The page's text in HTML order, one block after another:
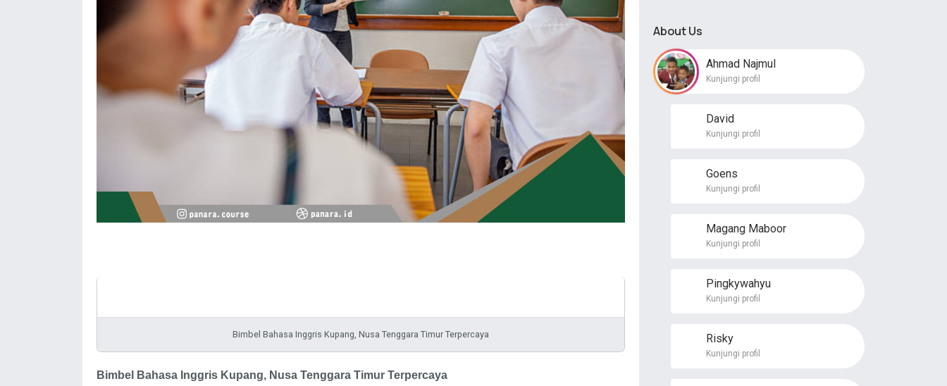
Bimbel Bahasa Inggris Kupang, Nusa Tenggara Timur Terpercaya
Bimbel Bahasa Inggris Kupang, Nusa Tenggara Timur Terpercaya
About Us
Ahmad Najmul
Kunjungi profil
David
Kunjungi profil
Goens
Kunjungi profil
Magang Maboor
Kunjungi profil
Pingkywahyu
Kunjungi profil
Risky
Kunjungi profil